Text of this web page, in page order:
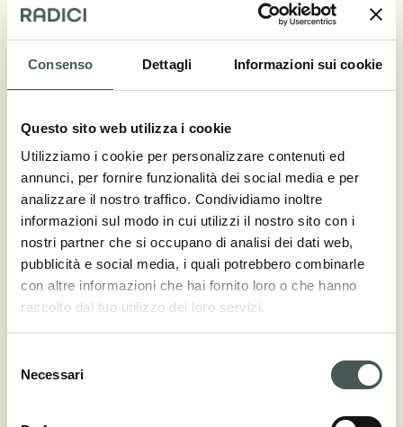
Consenso Dettagli Informazioni sui cookie
Questo sito web utilizza i cookie
Utilizziamo i cookie per personalizzare contenuti ed
annunci, per fornire funzionalità dei social media e per
analizzare il nostro traffico. Condividiamo inoltre
informazioni sul modo in cui utilizzi il nostro sito con i
nostri partner che si occupano di analisi dei dati web,
pubblicità e social media, i quali potrebbero combinarle
con altre informazioni che hai fornito loro o che hanno
raccolto dal tuo utilizzo dei loro servizi.
delNecessari
Aspetti tecnici
COMPOSIZIONE
100% PA Solution Dyed